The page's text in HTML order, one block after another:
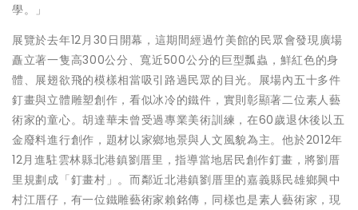
學。」
展覽於去年12月30日開幕，這期間經過竹美館的民眾會發現廣場
矗立著一隻高300公分、寬近500公分的巨型瓢蟲，鮮紅色的身
體、展翅欲飛的模樣相當吸引路過民眾的目光。展場內五十多件
釘畫與立體雕塑創作，看似冰冷的鐵件，實則彰顯著二位素人藝
術家的童心。胡達華未曾受過專業美術訓練，在60歲退休後以五
金廢料進行創作，題材以家鄉地景與人文風貌為主。他於2012年
12月進駐雲林縣北港鎮劉厝里，指導當地居民創作釘畫，將劉厝
里規劃成「釘畫村」。而鄰近北港鎮劉厝里的嘉義縣民雄鄉興中
村江厝仔，有一位鐵雕藝術家賴銘傳，同樣也是素人藝術家，現